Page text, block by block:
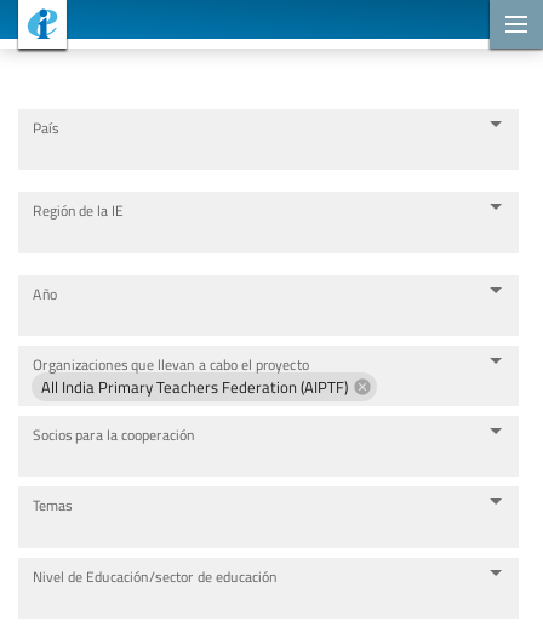
País
Región de la IE
Año
Organizaciones que llevan a cabo el proyecto
All India Primary Teachers Federation (AIPTF)
Socios para la cooperación
Temas
Nivel de Educación/sector de educación